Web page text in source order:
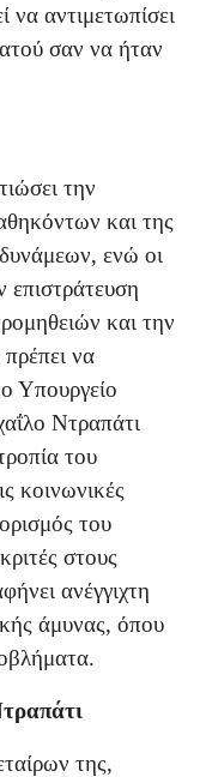
να αντιμετωπίσει
σαν να ήταν
την
και της
ενώ οι
επιστράτευση
και την
να
Υπουργείο
Ντραπάτι
του
κοινωνικές
του
στους
ανέγγιχτη
άμυνας, όπου
της,